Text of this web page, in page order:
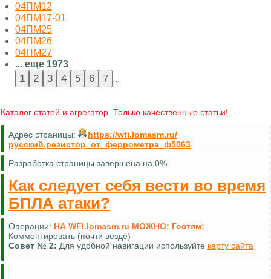
04ПМ12
04ПМ17-01
04ПМ25
04ПМ26
04ПМ27
... еще 1973
...
Каталог статей и агрегатор. Только качественные статьи!
Адрес страницы:
https://wfi.lomasm.ru/
русский.резистор_от_феррометра_ф5063
Разработка страницы завершена на 0%
Как следует себя вести во время
БПЛА атаки?
Операции: НА WFI.lomasm.ru МОЖНО: Гостям:
Комментировать (почти везде)
Совет № 2: Для удобной навигации используйте карту сайта